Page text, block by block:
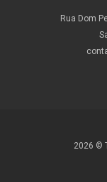
Rua Dom
2026 ©